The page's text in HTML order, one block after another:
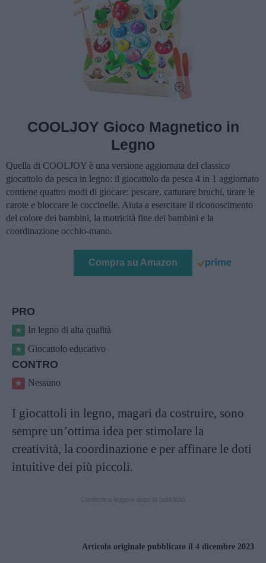
COOLJOY Gioco Magnetico in
Legno
Quella di COOLJOY è una versione aggiornata del classico
giocattolo da pesca in legno: il giocattolo da pesca 4 in 1 aggiornato
contiene quattro modi di giocare: pescare, catturare bruchi, tirare le
carote e bloccare le coccinelle. Aiuta a esercitare il riconoscimento
del colore dei bambini, la motricità fine dei bambini e la
coordinazione occhio-mano.
Compra su Amazon
PRO
In legno di alta qualità
Giocattolo educativo
CONTRO
Nessuno
I giocattoli in legno, magari da costruire, sono
sempre un’ottima idea per stimolare la
creatività, la coordinazione e per affinare le doti
intuitive dei più piccoli.
Articolo originale pubblicato il 4 dicembre 2023